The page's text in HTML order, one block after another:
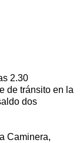
2.30
de tránsito en la
dos
Caminera,